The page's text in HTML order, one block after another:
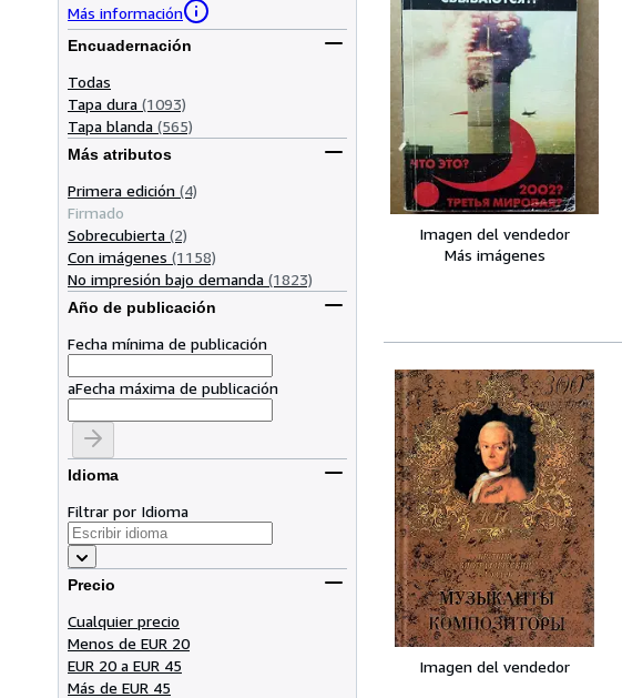
Más información
Encuadernación
Todas
Tapa dura (1093)
Tapa blanda (565)
Más atributos
Primera edición (4)
Firmado
Sobrecubierta (2)
Con imágenes (1158)
No impresión bajo demanda (1823)
Año de publicación
Fecha mínima de publicación
aFecha máxima de publicación
Idioma
Filtrar por Idioma
Precio
Cualquier precio
Menos de EUR 20
EUR 20 a EUR 45
Más de EUR 45
Imagen del vendedor
Más imágenes
Imagen del vendedor